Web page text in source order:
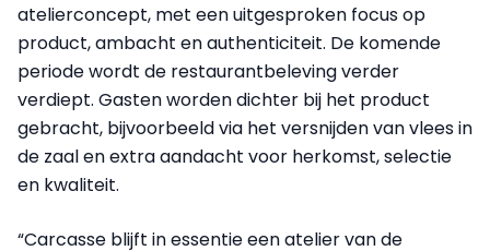
atelierconcept, met een uitgesproken focus op
product, ambacht en authenticiteit. De komende
periode wordt de restaurantbeleving verder
verdiept. Gasten worden dichter bij het product
gebracht, bijvoorbeeld via het versnijden van vlees in
de zaal en extra aandacht voor herkomst, selectie
en kwaliteit.
“Carcasse blijft in essentie een atelier van de